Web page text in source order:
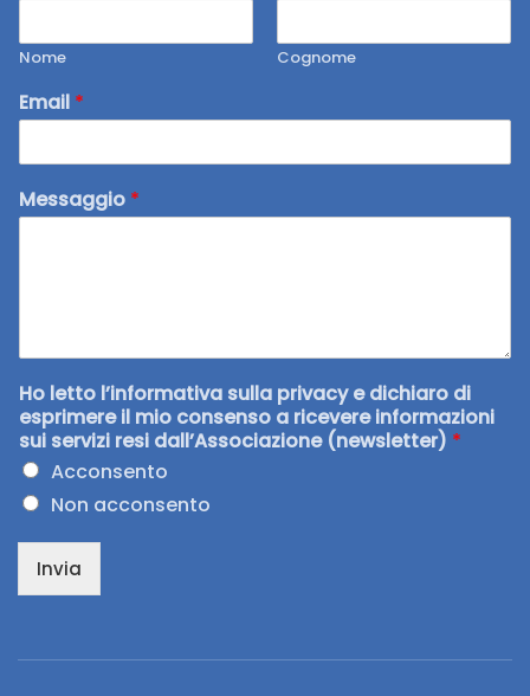
Nome Cognome
Email *
Messaggio *
Ho letto l’informativa sulla privacy e dichiaro di
esprimere il mio consenso a ricevere informazioni
sui servizi resi dall’Associazione (newsletter) *
Acconsento
Non acconsento
Invia